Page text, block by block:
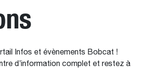
Infos et évènements Bobcat !
d’information complet et restez à